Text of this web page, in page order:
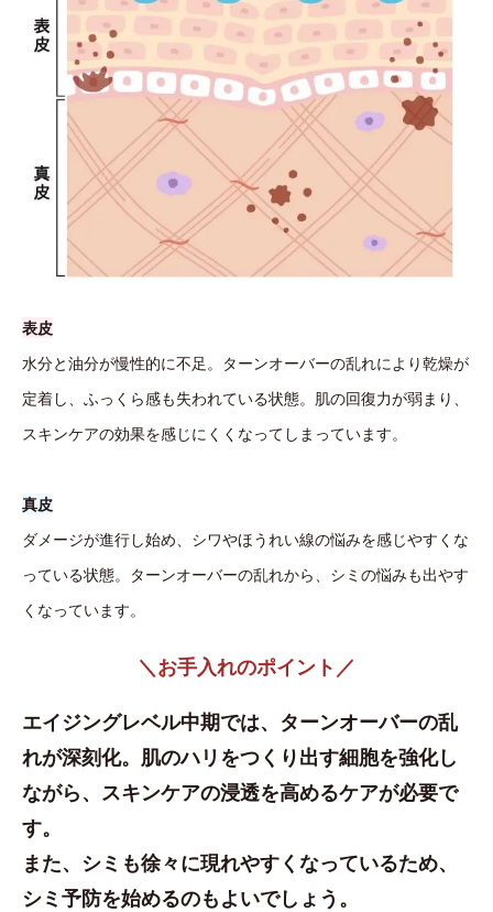
表皮
水分と油分が慢性的に不足。ターンオーバーの乱れにより乾燥が
定着し、ふっくら感も失われている状態。肌の回復力が弱まり、
スキンケアの効果を感じにくくなってしまっています。
真皮
ダメージが進行し始め、シワやほうれい線の悩みを感じやすくな
っている状態。ターンオーバーの乱れから、シミの悩みも出やす
くなっています。
＼お手入れのポイント／
エイジングレベル中期では、ターンオーバーの乱
れが深刻化。肌のハリをつくり出す細胞を強化し
ながら、スキンケアの浸透を高めるケアが必要で
す。
また、シミも徐々に現れやすくなっているため、
シミ予防を始めるのもよいでしょう。